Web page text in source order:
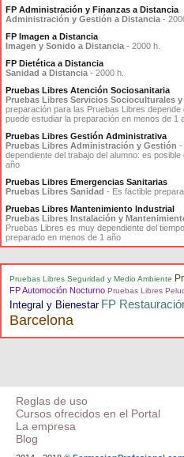
FP Administración y Finanzas a Distancia
Administración y Gestión a Distancia -
FP Imagen a Distancia
Imagen y Sonido a Distancia - 2000 h.
FP Dietética a Distancia
Sanidad a Distancia - 2000 h.
Pruebas Libres Atención Sociosanitaria
Pruebas Libres Servicios Socioculturales
preparación para las Pruebas Libres
puede estudiar la preparación en menos de 1
Pruebas Libres Gestión Administrativa
Pruebas Libres Administración y Gestión -
dependiente del trabajo del alumno: es
año
Pruebas Libres Emergencias Sanitarias
Pruebas Libres Sanidad - Es factible
Pruebas Libres Mantenimiento Industrial
Pruebas Libres Instalación y
Pruebas Libres es muy dependiente del
preparado en menos de 1 año
Pruebas Libres Seguridad y Medio Ambiente
FP Automoción Nocturno Pruebas Libres
Integral y Bienestar FP
Barcelona
Reglas de uso
Cursos ofrecidos en el Portal
La empresa
Blog